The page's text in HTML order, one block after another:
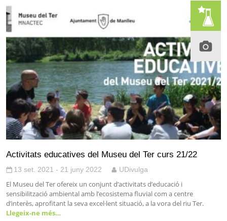
Activitats educatives del Museu del Ter curs 21/22
13 set. 2021 - 21 juny 2022 UDivulga
El Museu del Ter ofereix un conjunt d’activitats d’educació i
sensibilització ambiental amb l’ecosistema fluvial com a centre
d’interès, aprofitant la seva excel·lent situació, a la vora del riu Ter.
Llegeix-ne més…